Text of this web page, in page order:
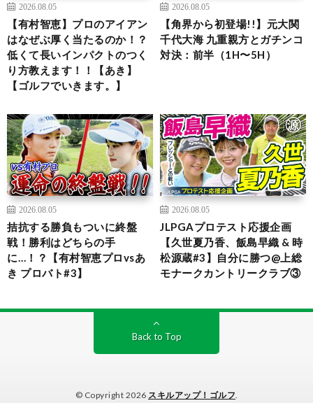
2026.08.05
【有村智恵】プロのアイアン
はなぜぶ厚く当たるのか！？
低くて長いインパクトのつく
り方教えます！！【あき】
【ゴルフでいきます。】
2026.08.05
【角界から初登場!!】元大関
千代大海 九重親方とガチンコ
対決：前半（1H〜5H）
2026.08.05
拮抗する勝負もついに終盤
戦！勝利はどちらの手
に…！？【有村智恵プロvsあ
き プロバト#3】
2026.08.05
JLPGAプロテスト応援企画
【久世夏乃香、飯島早織 & 時
松源蔵#3】自分に勝つ@上総
モナークカントリークラブ③
Back to Top
© Copyright 2026 スキルアップ！ゴルフ.